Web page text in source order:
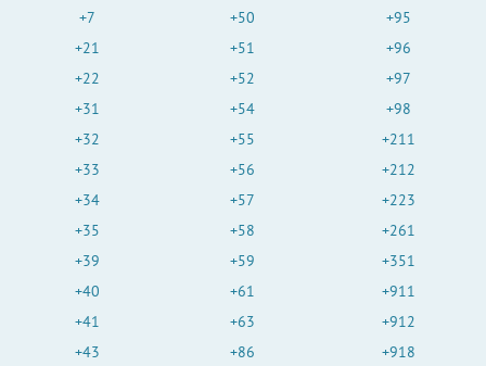
+7
+21
+22
+31
+32
+33
+34
+35
+39
+40
+41
+43
+50
+51
+52
+54
+55
+56
+57
+58
+59
+61
+63
+86
+95
+96
+97
+98
+211
+212
+223
+261
+351
+911
+912
+918